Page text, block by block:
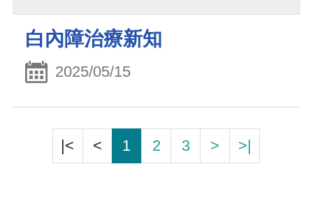
白內障治療新知
2025/05/15
|< < 1 2 3 > >|